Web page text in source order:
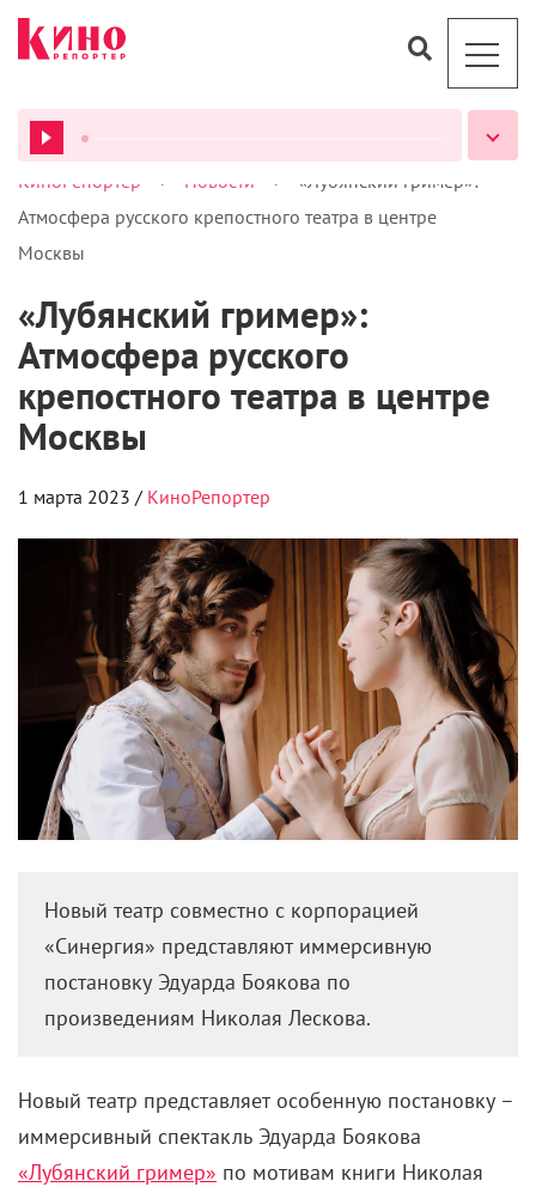
ВСЕ ПОДКАСТЫ
КиноРепортер > Новости >
«Лубянский гример»:
Атмосфера русского крепостного театра в центре
Москвы
«Лубянский гример»:
Атмосфера русского
крепостного театра в центре
Москвы
1 марта 2023 / КиноРепортер
Новый театр совместно с корпорацией
«Синергия» представляют иммерсивную
постановку Эдуарда Боякова по
произведениям Николая Лескова.
Новый театр представляет особенную постановку –
иммерсивный спектакль Эдуарда Боякова
«Лубянский гример» по мотивам книги Николая